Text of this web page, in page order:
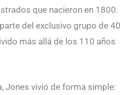
que nacieron en 1800.
del exclusivo grupo de 40
más allá de los 110 años
Jones vivió de forma simple: